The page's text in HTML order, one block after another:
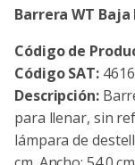
Barrera WT
Código de
Código SAT:
Descripción:
para llenar, sin
lámpara de